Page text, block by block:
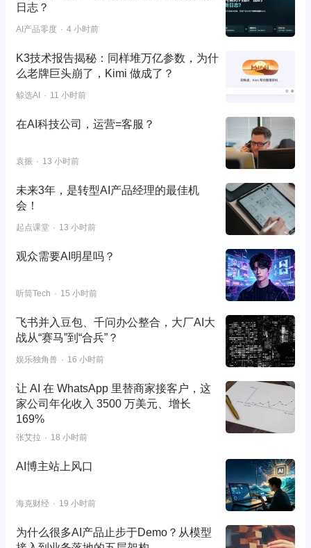
日志？
AI产品零度 4 小时前
K3技术报告揭秘：同样堆万亿参数，为什
么老牌巨头崩了，Kimi 做成了？
鲸选AI 11 小时前
在AI科技公司，运营=客服？
袁振 13 小时前
未来3年，是转型AI产品经理的最佳机
会！
起点课堂 13 小时前
观众需要AI明星吗？
听筒Tech 15 小时前
飞书并入豆包、千问办公整合，大厂AI大
战从“赛马”到“合兵”？
娱乐独角兽 16 小时前
让 AI 在 WhatsApp 里替商家接客户，这
家公司年化收入 3500 万美元、增长
169%
张艾拉 18 小时前
AI博主站上风口
海克财经 19 小时前
为什么很多AI产品止步于Demo？从模型